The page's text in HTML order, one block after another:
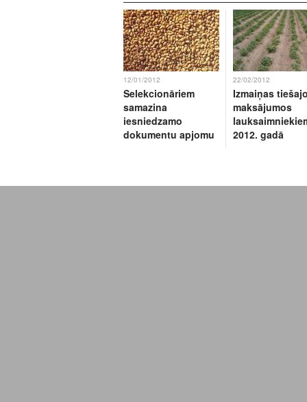
12/01/2012
Selekcionāriem
samazina
iesniedzamo
dokumentu apjomu
22/02/2012
Izmaiņas
maksājumos
2012. gadā